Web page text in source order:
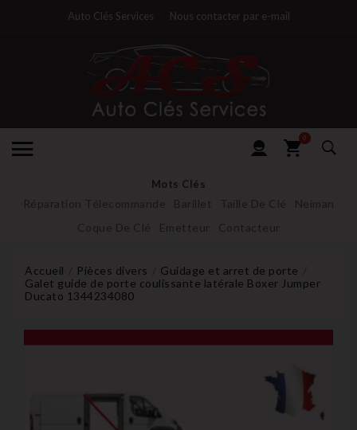
Auto Clés Services Nous contacter par e-mail
0
Mots Clés
Réparation Télecommande Barillet Taille De Clé
Neiman
Coque De Clé
Emetteur Contacteur
Accueil Pièces divers
Guidage et arret de porte
Galet guide de porte coulissante latérale Boxer Jumper
Ducato 1344234080